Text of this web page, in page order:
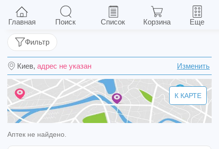
Мукалтин форте с витамин С табл. жев. №20
(10х2)
Киев, адрес не указан Изменить
Фильтр
К КАРТЕ
Аптек не найдено.
Главная Поиск Список Корзина Еще